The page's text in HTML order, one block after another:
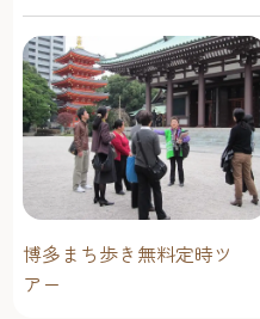
博多まち歩き無料定時ツ
アー